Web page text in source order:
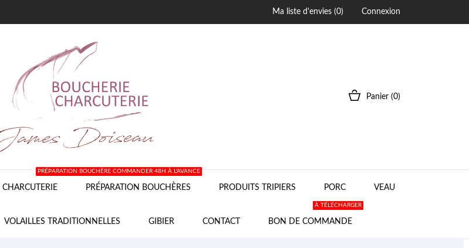
Ma liste d'envies (0) Connexion
Panier (0)
CHARCUTERIE PRÉPARATION BOUCHÈRES
PRÉPARATION BOUCHÈRE COMMANDER 48H À L'AVANCE
PRODUITS TRIPIERS PORC VEAU
VOLAILLES TRADITIONNELLES GIBIER CONTACT BON DE COMMANDE
À TÉLÉCHARGER